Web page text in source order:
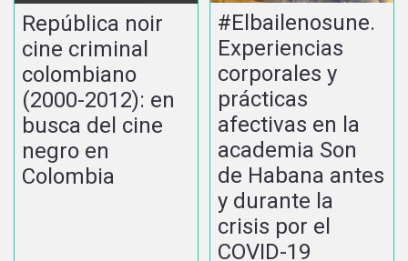
República noir
cine criminal
colombiano
(2000-2012): en
busca del cine
negro en
Colombia
#Elbailenosune.
Experiencias
corporales y
prácticas
afectivas en la
academia Son
de Habana antes
y durante la
crisis por el
COVID-19